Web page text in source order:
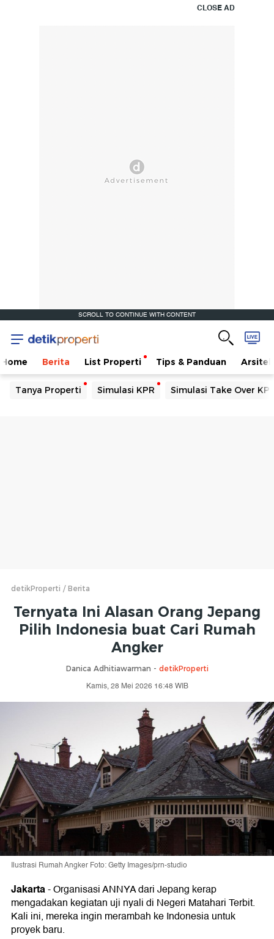
CLOSE AD
SCROLL TO CONTINUE WITH CONTENT
Home Berita List Properti Tips & Panduan
Tanya Properti Simulasi KPR Simulasi Take Over
detikProperti Berita
Ternyata Ini Alasan Orang Jepang
Pilih Indonesia buat Cari Rumah
Angker
Danica Adhitiawarman - detikProperti
Kamis, 28 Mei 2026 16:48 WIB
Ilustrasi Rumah Angker Foto: Getty Images/prn-studio
Jakarta-Organisasi ANNYA dari Jepang kerap
mengadakan kegiatan uji nyali di Negeri Matahari Terbit.
Kali ini, mereka ingin merambah ke Indonesia untuk
proyek baru.